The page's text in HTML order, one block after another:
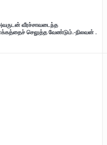
வீரச்சாவடைந்த
செலுத்த வேண்டும்.-நிலவன் .